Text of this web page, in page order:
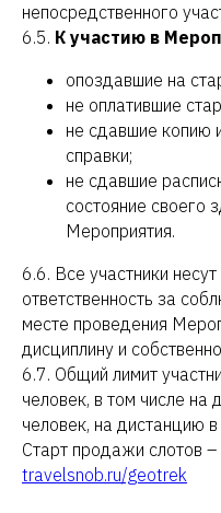
непосредственного
6.5. К участию в
опоздавшие на
не оплатившие
не сдавшие копию
справки;
не сдавшие
состояние своего
Мероприятия.
6.6. Все участники
ответственность за
месте проведения
дисциплину и
6.7. Общий лимит
человек, в том числе
человек, на дистанцию
Старт продажи слотов
travelsnob.ru/geotrek